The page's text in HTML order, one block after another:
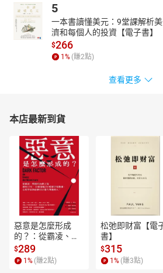
5
一本書讀懂美元：9堂課解析
濟和每個人的投資【電子書】
$266
1% (賺2點)
查看更多
本店最新到貨
惡意是怎麼形成
的？：從霸凌、劈
腿到仇恨言論，歷
時15年、全球超過
250萬筆研究數
$289
1 % (賺2點)
松弛即财富【電
書】
$315
1 % (賺3點)